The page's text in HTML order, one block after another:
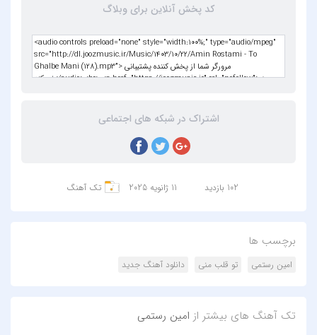
کد پخش آنلاین برای وبلاگ
اشتراک در شبکه های اجتماعی
102 بازدید 11 ژانویه 2025 تک آهنگ
برچسب ها
امین رستمی تو قلب منی دانلود آهنگ جدید
تک آهنگ های بیشتر از امین رستمی